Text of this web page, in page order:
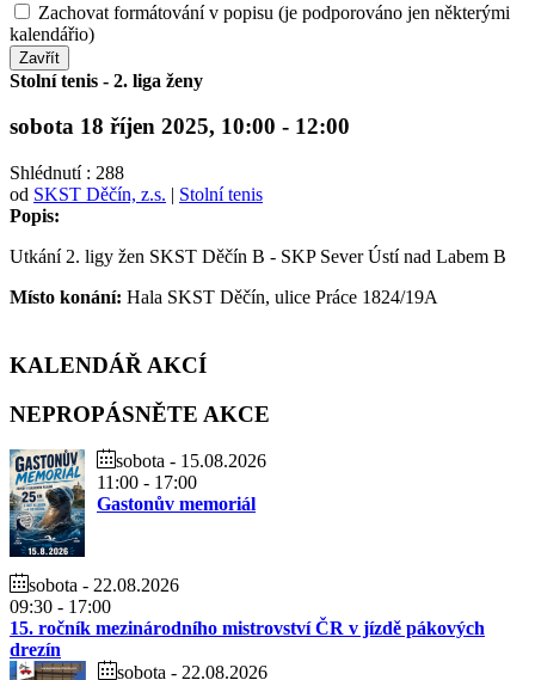
Zachovat formátování v popisu (je podporováno jen některými
kalendářio)
Zavřít
Stolní tenis - 2. liga ženy
sobota 18 říjen 2025, 10:00 - 12:00
Shlédnutí: 288
od SKST Děčín, z.s. | Stolní tenis
Popis:
Utkání 2. ligy žen SKST Děčín B - SKP Sever Ústí nad Labem B
Místo konání: Hala SKST Děčín, ulice Práce 1824/19A
KALENDÁŘ AKCÍ
NEPROPÁSNĚTE AKCE
sobota - 15.08.2026
11:00 - 17:00
Gastonův memoriál
sobota - 22.08.2026
09:30 - 17:00
15. ročník mezinárodního mistrovství ČR v jízdě pákových
drezín
sobota - 22.08.2026